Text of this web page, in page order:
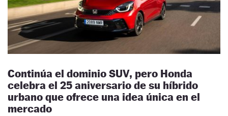
Continúa el dominio SUV, pero Honda
celebra el 25 aniversario de su híbrido
urbano que ofrece una idea única en el
mercado